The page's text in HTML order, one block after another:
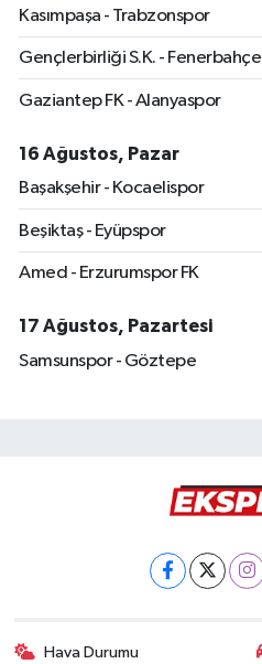
Kasımpaşa - Trabzonspor
Gençlerbirliği S.K. - Fenerbahçe
Gaziantep FK - Alanyaspor
16 Ağustos, Pazar
Başakşehir - Kocaelispor
Beşiktaş - Eyüpspor
Amed - Erzurumspor FK
17 Ağustos, Pazartesi
Samsunspor - Göztepe
Hava Durumu